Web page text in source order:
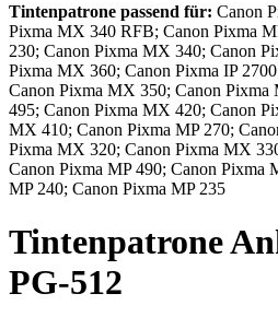
Tintenpatrone passend für: Canon
Pixma MX 340 RFB; Canon Pixma
230; Canon Pixma MX 340; Canon
Pixma MX 360; Canon Pixma IP
Canon Pixma MX 350; Canon Pixma
495; Canon Pixma MX 420; Canon
MX 410; Canon Pixma MP 270;
Pixma MX 320; Canon Pixma MX
Canon Pixma MP 490; Canon Pixma
MP 240; Canon Pixma MP 235
Tintenpatrone
PG-512